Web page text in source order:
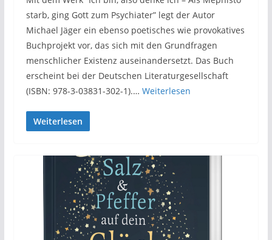
starb, ging Gott zum Psychiater” legt der Autor
Michael Jäger ein ebenso poetisches wie provokatives
Buchprojekt vor, das sich mit den Grundfragen
menschlicher Existenz auseinandersetzt. Das Buch
erscheint bei der Deutschen Literaturgesellschaft
(ISBN: 978-3-03831-302-1).… Weiterlesen
Weiterlesen